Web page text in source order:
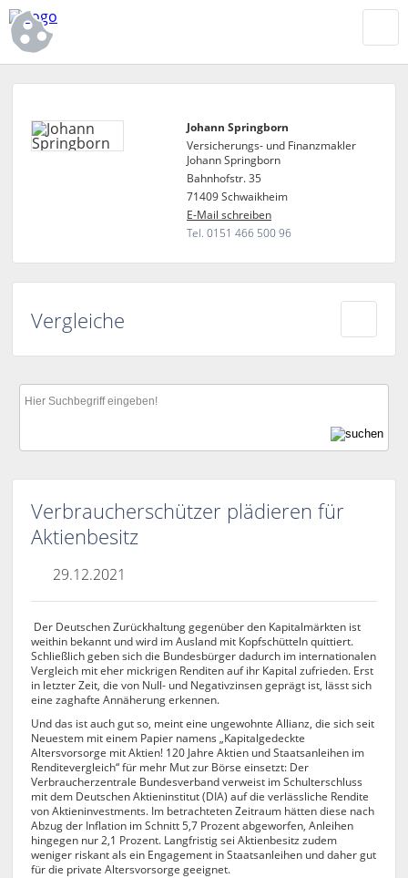
Johann Springborn
Versicherungs- und Finanzmakler
Johann Springborn
Bahnhofstr. 35
71409 Schwaikheim
E-Mail schreiben
Tel. 0151 466 500 96
Vergleiche
Verbraucherschützer plädieren für
Aktienbesitz
29.12.2021
Der Deutschen Zurückhaltung gegenüber den Kapitalmärkten ist
weithin bekannt und wird im Ausland mit Kopfschütteln quittiert.
Schließlich geben sich die Bundesbürger dadurch im internationalen
Vergleich mit eher mickrigen Renditen auf ihr Kapital zufrieden. Erst
in letzter Zeit, die von Null- und Negativzinsen geprägt ist, lässt sich
eine zaghafte Annäherung erkennen.
Und das ist auch gut so, meint eine ungewohnte Allianz, die sich seit
Neuestem mit einem Papier namens „Kapitalgedeckte
Altersvorsorge mit Aktien! 120 Jahre Aktien und Staatsanleihen im
Renditevergleich“ für mehr Mut zur Börse einsetzt: Der
Verbraucherzentrale Bundesverband verweist im Schulterschluss
mit dem Deutschen Aktieninstitut (DIA) auf die verlässliche Rendite
von Aktieninvestments. Im betrachteten Zeitraum hätten diese nach
Abzug der Inflation im Schnitt 5,7 Prozent abgeworfen, Anleihen
hingegen nur 2,1 Prozent. Langfristig sei Aktienbesitz zudem
weniger riskant als ein Engagement in Staatsanleihen und daher gut
für die private Altersvorsorge geeignet.